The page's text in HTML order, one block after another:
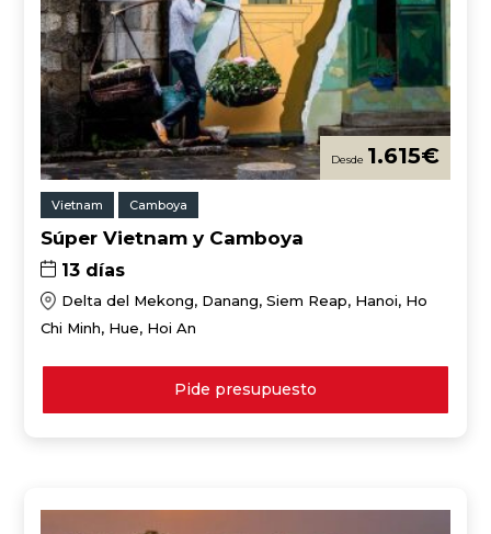
1.615€
Vietnam Camboya
Súper Vietnam y Camboya
13 días
Delta del Mekong, Danang, Siem Reap, Hanoi, Ho
Chi Minh, Hue, Hoi An
Pide presupuesto